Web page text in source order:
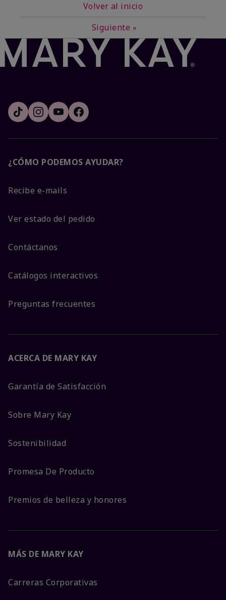
Volver al inicio
Siguiente »
¿CÓMO PODEMOS AYUDAR?
Recibe e-mails
Ver estado del pedido
Contáctanos
Catálogos interactivos
Preguntas frecuentes
ACERCA DE MARY KAY
Garantía de Satisfacción
Sobre Mary Kay
Sostenibilidad
Promesa De Producto
Premios de belleza y honores
MÁS DE MARY KAY
Carreras Corporativas